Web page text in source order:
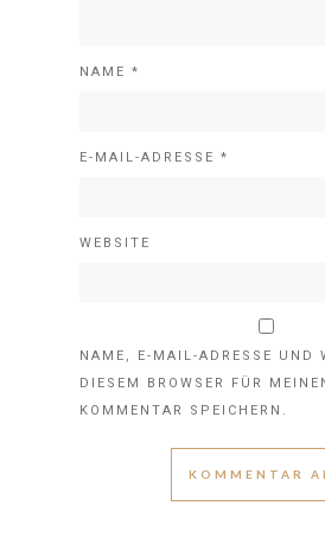
NAME *
E-MAIL-ADRESSE *
WEBSITE
NAME, E-MAIL-ADRESSE UND
DIESEM BROWSER FÜR
KOMMENTAR SPEICHERN.